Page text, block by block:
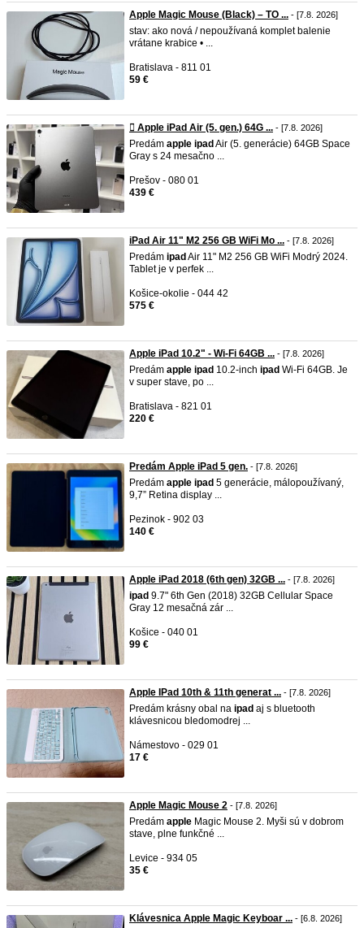
Apple Magic Mouse (Black) – TO ... - [7.8. 2026]
stav: ako nová / nepoužívaná komplet balenie
vrátane krabice • ...
Bratislava - 811 01
59 €
 Apple iPad Air (5. gen.) 64G ... - [7.8. 2026]
Predám apple ipad Air (5. generácie) 64GB Space
Gray s 24 mesačno ...
Prešov - 080 01
439 €
iPad Air 11" M2 256 GB WiFi Mo ... - [7.8. 2026]
Predám ipad Air 11" M2 256 GB WiFi Modrý 2024.
Tablet je v perfek ...
Košice-okolie - 044 42
575 €
Apple iPad 10.2" - Wi-Fi 64GB ... - [7.8. 2026]
Predám apple ipad 10.2-inch ipad Wi-Fi 64GB. Je
v super stave, po ...
Bratislava - 821 01
220 €
Predám Apple iPad 5 gen. - [7.8. 2026]
Predám apple ipad 5 generácie, málopoužívaný,
9,7” Retina display ...
Pezinok - 902 03
140 €
Apple iPad 2018 (6th gen) 32GB ... - [7.8. 2026]
ipad 9.7" 6th Gen (2018) 32GB Cellular Space
Gray 12 mesačná zár ...
Košice - 040 01
99 €
Apple IPad 10th & 11th generat ... - [7.8. 2026]
Predám krásny obal na ipad aj s bluetooth
klávesnicou bledomodrej ...
Námestovo - 029 01
17 €
Apple Magic Mouse 2 - [7.8. 2026]
Predám apple Magic Mouse 2. Myši sú v dobrom
stave, plne funkčné ...
Levice - 934 05
35 €
Klávesnica Apple Magic Keyboar ... - [6.8. 2026]